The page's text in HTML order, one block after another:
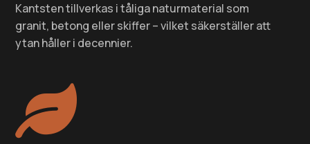
Kantsten tillverkas i tåliga naturmaterial som
granit, betong eller skiffer – vilket säkerställer att
ytan håller i decennier.
